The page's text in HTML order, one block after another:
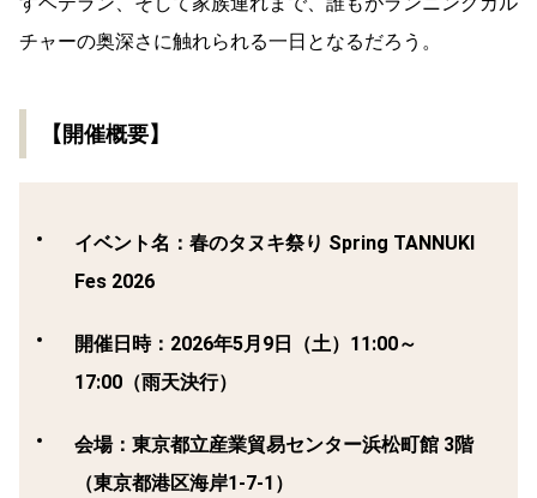
チャーの奥深さに触れられる一日となるだろう。
【開催概要】
イベント名 ：春のタヌキ祭り Spring TANNUKI
Fes 2026
開催日時：2026年5月9日（土）11:00～
17:00（雨天決行）
会場：東京都立産業貿易センター浜松町館 3階
（東京都港区海岸1-7-1）